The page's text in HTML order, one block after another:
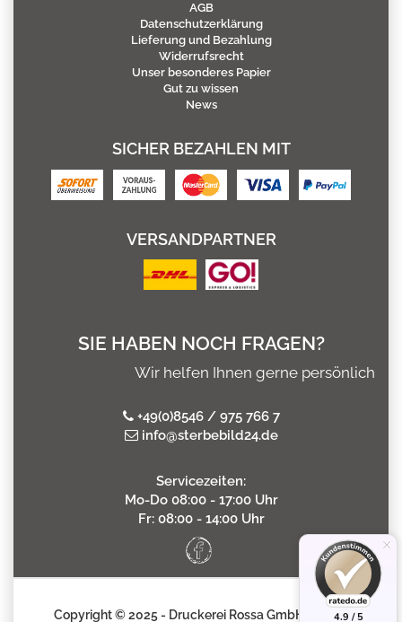
AGB
Datenschutzerklärung
Lieferung und Bezahlung
Widerrufsrecht
Unser besonderes Papier
Gut zu wissen
News
SICHER BEZAHLEN MIT
VERSANDPARTNER
SIE HABEN NOCH FRAGEN?
Wir helfen Ihnen gerne persönlich
+49(0)8546 / 975 766 7
info@sterbebild24.de
Servicezeiten:
Mo-Do 08:00 - 17:00 Uhr
Fr: 08:00 - 14:00 Uhr
Copyright © 2025 - Druckerei Rossa GmbH 4.9 / 5